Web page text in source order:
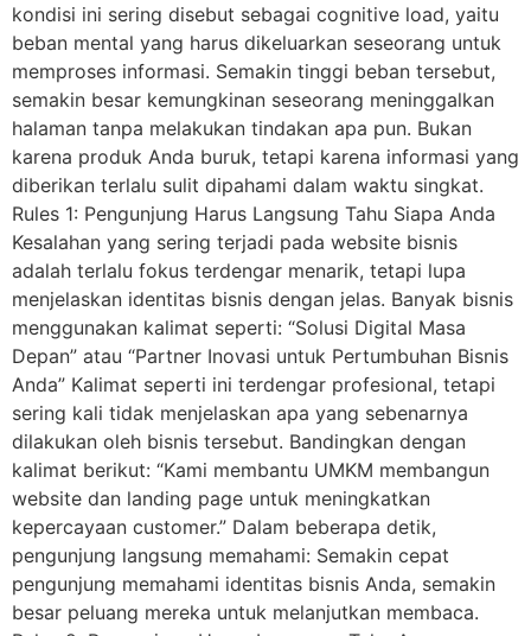
kondisi ini sering disebut sebagai cognitive load, yaitu
beban mental yang harus dikeluarkan seseorang untuk
memproses informasi. Semakin tinggi beban tersebut,
semakin besar kemungkinan seseorang meninggalkan
halaman tanpa melakukan tindakan apa pun. Bukan
karena produk Anda buruk, tetapi karena informasi yang
diberikan terlalu sulit dipahami dalam waktu singkat.
Rules 1: Pengunjung Harus Langsung Tahu Siapa Anda
Kesalahan yang sering terjadi pada website bisnis
adalah terlalu fokus terdengar menarik, tetapi lupa
menjelaskan identitas bisnis dengan jelas. Banyak bisnis
menggunakan kalimat seperti: “Solusi Digital Masa
Depan” atau “Partner Inovasi untuk Pertumbuhan Bisnis
Anda” Kalimat seperti ini terdengar profesional, tetapi
sering kali tidak menjelaskan apa yang sebenarnya
dilakukan oleh bisnis tersebut. Bandingkan dengan
kalimat berikut: “Kami membantu UMKM membangun
website dan landing page untuk meningkatkan
kepercayaan customer.” Dalam beberapa detik,
pengunjung langsung memahami: Semakin cepat
pengunjung memahami identitas bisnis Anda, semakin
besar peluang mereka untuk melanjutkan membaca.